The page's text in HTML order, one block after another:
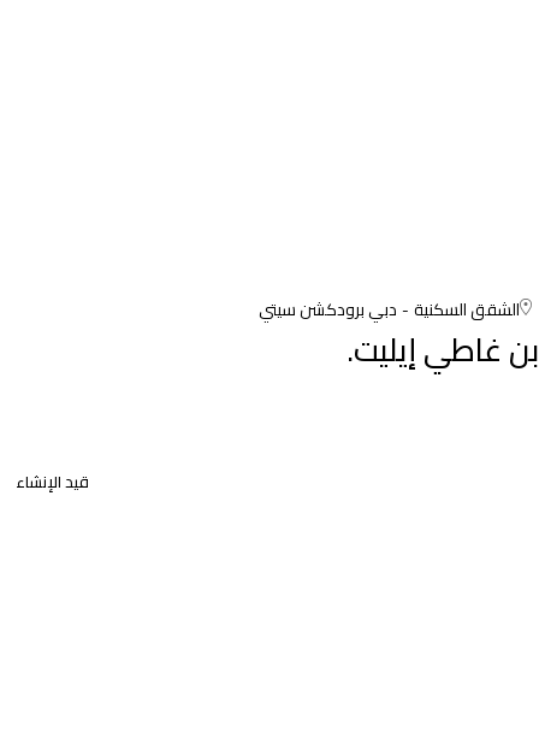
الشقق السكنية دبي برودكشن سيتي
بن غاطي إيليت.
قيد الإنشاء